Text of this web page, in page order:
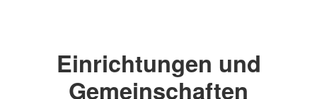
Einrichtungen und
Gemeinschaften